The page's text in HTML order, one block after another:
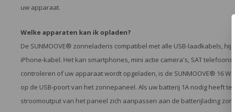
uw apparaat.
Welke apparaten kan ik opladen?
De SUNMOOVE® zonneladeris compatibel met alle USB-laadkabels, hij
iPhone-kabel. Het kan smartphones, mini actie camera's, SAT
controleren of uw apparaat wordt opgeladen, is de SUNMOOVE® 16
op de USB-poort van het zonnepaneel. Als uw batterij 1A nodig heeft
stroomoutput van het paneel zich aanpassen aan de batterijlading